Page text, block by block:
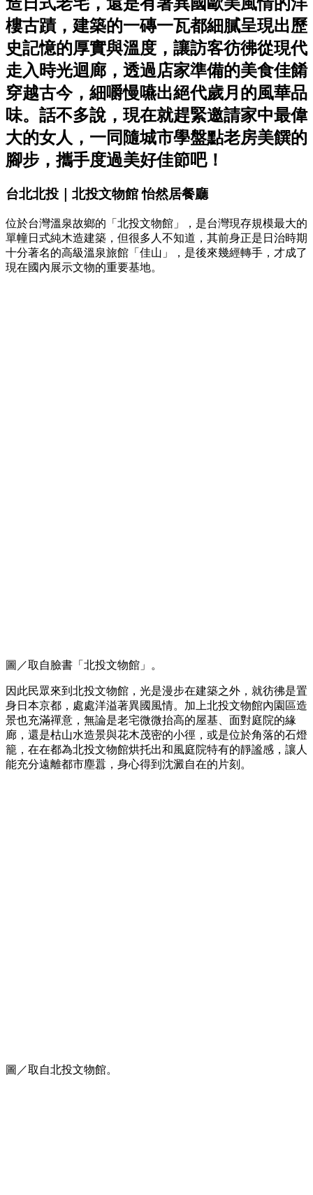
造日式老宅，還是有著異國歐美風情的洋
樓古蹟，建築的一磚一瓦都細膩呈現出歷
史記憶的厚實與溫度，讓訪客彷彿從現代
走入時光迴廊，透過店家準備的美食佳餚
穿越古今，細嚼慢嚥出絕代歲月的風華品
味。話不多說，現在就趕緊邀請家中最偉
大的女人，一同隨城市學盤點老房美饌的
腳步，攜手度過美好佳節吧！
台北北投｜北投文物館 怡然居餐廳
位於台灣溫泉故鄉的「北投文物館」，是台灣現存規模最大的
單幢日式純木造建築，但很多人不知道，其前身正是日治時期
十分著名的高級溫泉旅館「佳山」，是後來幾經轉手，才成了
現在國內展示文物的重要基地。
圖／取自臉書「北投文物館」。
因此民眾來到北投文物館，光是漫步在建築之外，就彷彿是置
身日本京都，處處洋溢著異國風情。加上北投文物館內園區造
景也充滿禪意，無論是老宅微微抬高的屋基、面對庭院的緣
廊，還是枯山水造景與花木茂密的小徑，或是位於角落的石燈
籠，在在都為北投文物館烘托出和風庭院特有的靜謐感，讓人
能充分遠離都市塵囂，身心得到沈澱自在的片刻。
圖／取自北投文物館。